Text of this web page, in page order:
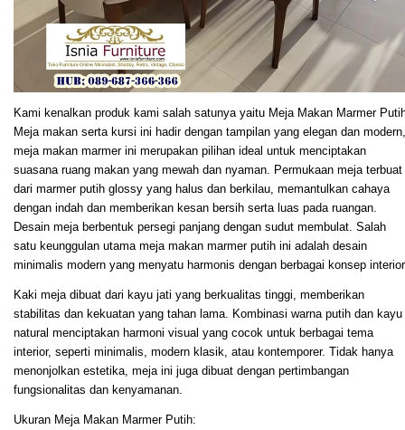
Kami kenalkan produk kami salah satunya yaitu Meja Makan Marmer
Meja makan serta kursi ini hadir dengan tampilan yang elegan dan modern,
meja makan marmer ini merupakan pilihan ideal untuk menciptakan
suasana ruang makan yang mewah dan nyaman. Permukaan meja terbuat
dari marmer putih glossy yang halus dan berkilau, memantulkan cahaya
dengan indah dan memberikan kesan bersih serta luas pada ruangan.
Desain meja berbentuk persegi panjang dengan sudut membulat. Salah
satu keunggulan utama meja makan marmer putih ini adalah desain
minimalis modern yang menyatu harmonis dengan berbagai konsep
Kaki meja dibuat dari kayu jati yang berkualitas tinggi, memberikan
stabilitas dan kekuatan yang tahan lama. Kombinasi warna putih dan kayu
natural menciptakan harmoni visual yang cocok untuk berbagai tema
interior, seperti minimalis, modern klasik, atau kontemporer. Tidak hanya
menonjolkan estetika, meja ini juga dibuat dengan pertimbangan
fungsionalitas dan kenyamanan.
Ukuran Meja Makan Marmer Putih: